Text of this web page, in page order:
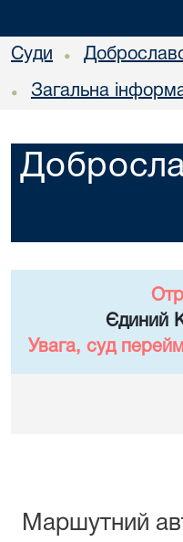
Суди •
• Загальна
Єдиний
Увага, суд
Маршутний